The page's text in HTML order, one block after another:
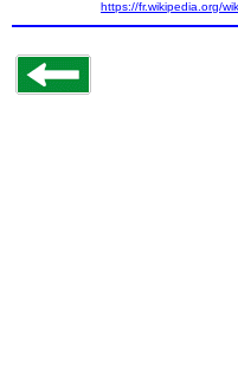
https://fr.wikipedia.org/